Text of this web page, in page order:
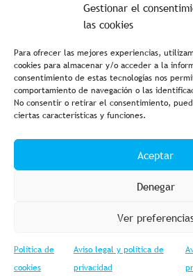
Gestionar el
las cookies
Para ofrecer las mejores experiencias,
cookies para almacenar y/o acceder a la
consentimiento de estas tecnologías nos
comportamiento de navegación o las
No consentir o retirar el consentimiento,
ciertas características y funciones.
Aceptar
Denegar
Ver
Política de
cookies
Aviso legal y política de
privacidad
Aviso legal y política de privacidad
Condiciones de compra